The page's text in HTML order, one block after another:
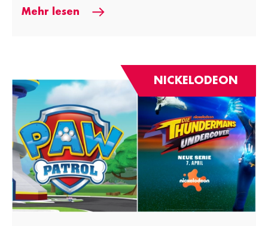
Mehr lesen
NICKELODEON